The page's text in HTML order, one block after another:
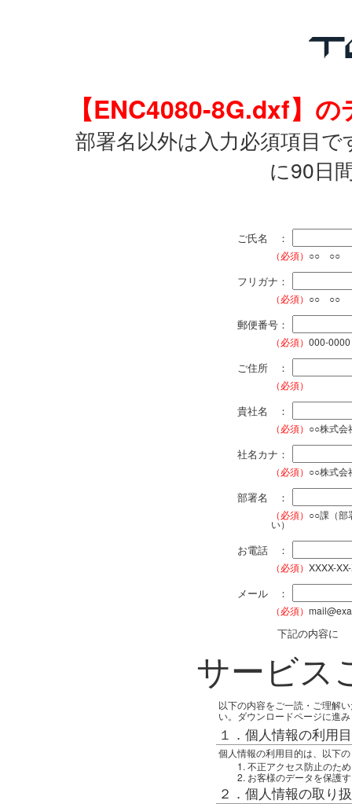
【ENC4080-8G.dxf】
部署名以外は入力必須項目
に90日
ご氏名 ：
（必須） ○○ ○○
フリガナ：
（必須） ○○ ○○
郵便番号：
（必須） 000-0000
ご住所 ：
（必須）
貴社名 ：
（必須） ○○株式会
社名カナ：
（必須） ○○株式会
部署名 ：
（必須） ○○課（部
い）
お電話 ：
（必須） XXXX-
メール ：
（必須）
下記の内容に
サービス
以下の内容をご一読・ご理解
い。ダウンロードページに進
１．個人情報の利用
個人情報の利用目的は、以下
不正アクセス防止のため
お客様のデータを保護
２．個人情報の取り